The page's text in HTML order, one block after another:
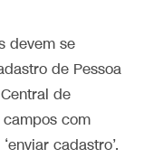
devem se
de Pessoa
de
campos com
cadastro’.